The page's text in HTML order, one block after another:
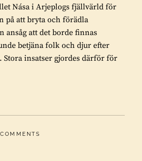
Nása i Arjeplogs fjällvärld för
på att bryta och förädla
ansåg att det borde finnas
betjäna folk och djur efter
Stora insatser gjordes därför för